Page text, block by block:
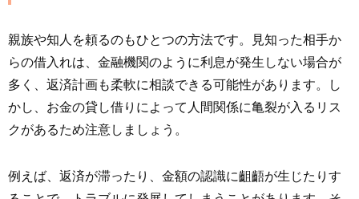
親族や知人を頼るのもひとつの方法です。見知った相手か
らの借入れは、金融機関のように利息が発生しない場合が
多く、返済計画も柔軟に相談できる可能性があります。し
かし、お金の貸し借りによって人間関係に亀裂が入るリス
クがあるため注意しましょう。
例えば、返済が滞ったり、金額の認識に齟齬が生じたりす